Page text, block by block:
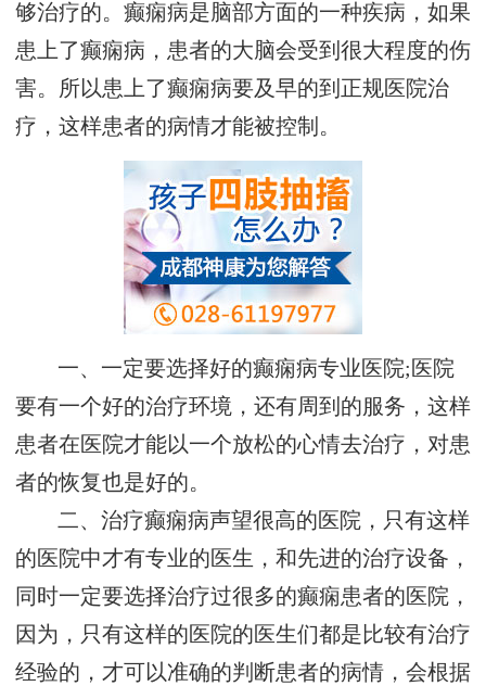
够治疗的。癫痫病是脑部方面的一种疾病，如果
患上了癫痫病，患者的大脑会受到很大程度的伤
害。所以患上了癫痫病要及早的到正规医院治
疗，这样患者的病情才能被控制。
一、一定要选择好的癫痫病专业医院;医院
要有一个好的治疗环境，还有周到的服务，这样
患者在医院才能以一个放松的心情去治疗，对患
者的恢复也是好的。
二、治疗癫痫病声望很高的医院，只有这样
的医院中才有专业的医生，和先进的治疗设备，
同时一定要选择治疗过很多的癫痫患者的医院，
因为，只有这样的医院的医生们都是比较有治疗
经验的，才可以准确的判断患者的病情，会根据